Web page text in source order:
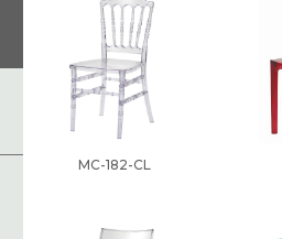
MC-182-CL